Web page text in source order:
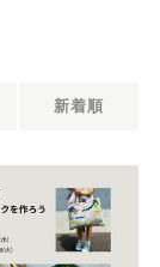
新着順